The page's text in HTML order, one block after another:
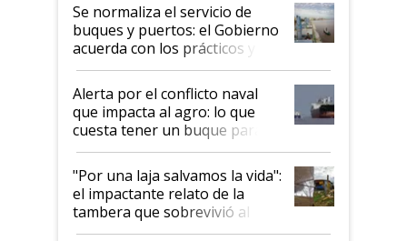
Se normaliza el servicio de
buques y puertos: el Gobierno
acuerda con los prácticos y
suspende el decreto de
desregulación
Alerta por el conflicto naval
que impacta al agro: lo que
cuesta tener un buque parado
y el peligro de que Argentina
pase a ser "país sucio"
"Por una laja salvamos la vida":
el impactante relato de la
tambera que sobrevivió al
tornado